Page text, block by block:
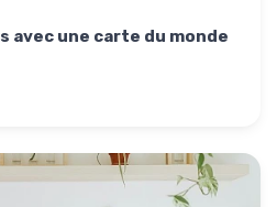
avec une carte du monde